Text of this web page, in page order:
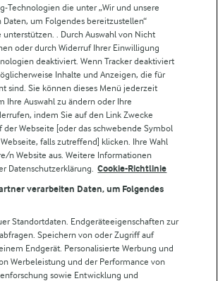
2026
öffnen
Technologien die unter „Wir und unsere
Daten, um Folgendes bereitzustellen“
. Durch Auswahl von Nicht
oder durch Widerruf Ihrer Einwilligung
deaktiviert. Wenn Tracker deaktiviert
Inhalte und Anzeigen, die für
sind. Sie können dieses Menü jederzeit
Ihre Auswahl zu ändern oder Ihre
indem Sie auf den Link Zwecke
der Webseite [oder das schwebende Symbol
falls zutreffend] klicken. Ihre Wahl
n Website aus. Weitere Informationen
Datenschutzerklärung. Cookie-Richtlinie
verarbeiten Daten, um Folgendes
Standortdaten. Endgeräteeigenschaften zur
Speichern von oder Zugriff auf
Endgerät. Personalisierte Werbung und
Werbeleistung und der Performance von
sowie Entwicklung und